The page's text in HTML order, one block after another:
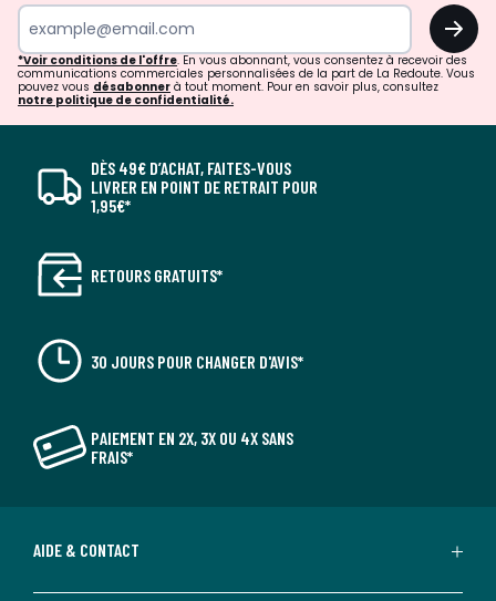
OK
*Voir conditions de l'offre. En vous abonnant, vous consentez à recevoir des
communications commerciales personnalisées de la part de La Redoute. Vous
pouvez vous désabonner à tout moment. Pour en savoir plus, consultez
notre politique de confidentialité.
DÈS 49€ D’ACHAT, FAITES-VOUS
LIVRER EN POINT DE RETRAIT POUR
1,95€*
RETOURS GRATUITS*
30 JOURS POUR CHANGER D'AVIS*
PAIEMENT EN 2X, 3X OU 4X SANS
FRAIS*
AIDE & CONTACT